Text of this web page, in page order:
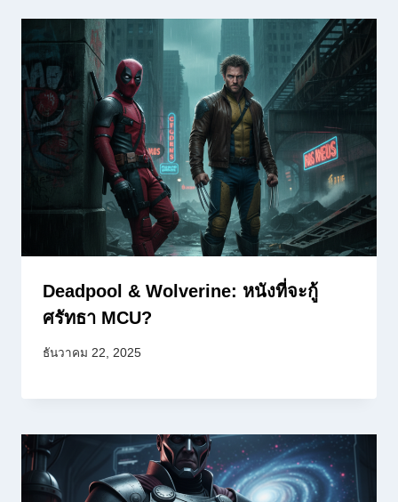
Deadpool & Wolverine: หนังที่จะกู้
ศรัทธา MCU?
ธันวาคม 22, 2025